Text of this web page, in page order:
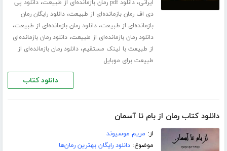
ایرانی،دانلود pdf رمان بازمانده‌ای از طبیعت ،دانلود پی
دی اف رمان بازمانده‌ای از طبیعت،دانلود رایگان رمان
بازمانده‌ای از طبیعت،دانلود رمان بازمانده‌ای از طبیعت،
دانلود رمان بازمانده‌ای از طبیعت،دانلود رمان بازمانده‌ای
از طبیعت با لینک مستقیم،دانلود رمان بازمانده‌ای از
طبیعت برای موبایل
دانلود کتاب
دانلود کتاب رمان از بام تا آسمان
از: مریم موسیوند
موضوع:دانلود رایگان بهترین رمان‌ها